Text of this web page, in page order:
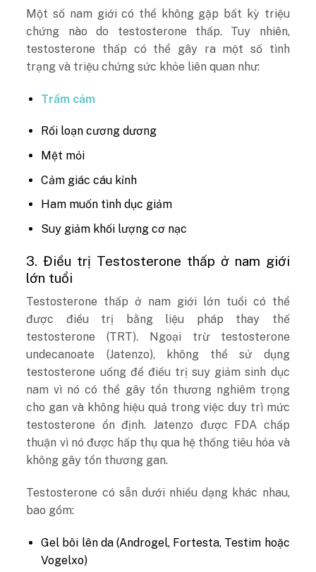
Một số nam giới có thể không gặp bất kỳ triệu
chứng nào do testosterone thấp. Tuy nhiên,
testosterone thấp có thể gây ra một số tình
trạng và triệu chứng sức khỏe liên quan như:
Trầm cảm
Rối loạn cương dương
Mệt mỏi
Cảm giác cáu kỉnh
Ham muốn tình dục giảm
Suy giảm khối lượng cơ nạc
3. Điều trị Testosterone thấp ở nam giới
lớn tuổi
Testosterone thấp ở nam giới lớn tuổi có thể
được điều trị bằng liệu pháp thay thế
testosterone (TRT). Ngoại trừ testosterone
undecanoate (Jatenzo), không thể sử dụng
testosterone uống để điều trị suy giảm sinh dục
nam vì nó có thể gây tổn thương nghiêm trọng
cho gan và không hiệu quả trong việc duy trì mức
testosterone ổn định. Jatenzo được FDA chấp
thuận vì nó được hấp thụ qua hệ thống tiêu hóa và
không gây tổn thương gan.
Testosterone có sẵn dưới nhiều dạng khác nhau,
bao gồm:
Gel bôi lên da (Androgel, Fortesta, Testim hoặc
Vogelxo)